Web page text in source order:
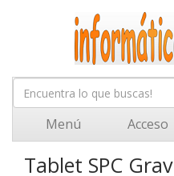
Menú Acceso
Tablet SPC